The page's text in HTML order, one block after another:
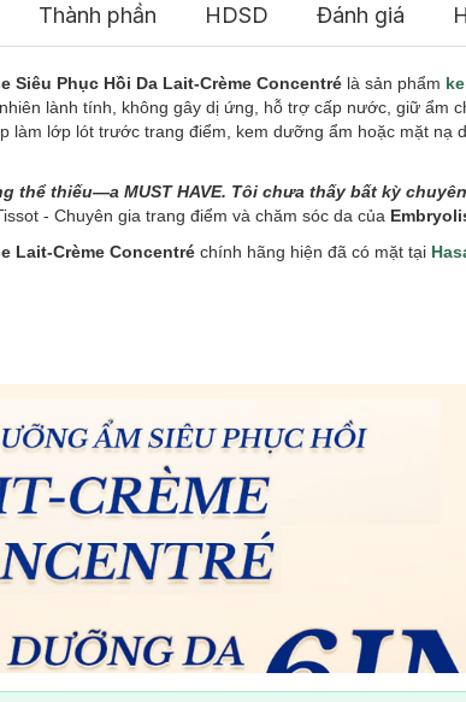
Thành phần HDSD Đánh giá
Siêu Phục Hồi Da Lait-Crème Concentré là sản phẩm
lành tính, không gây dị ứng, hỗ trợ cấp nước, giữ ẩm
làm lớp lót trước trang điểm, kem dưỡng ẩm hoặc mặt nạ
thể thiếu—a MUST HAVE. Tôi chưa thấy bất kỳ
- Chuyên gia trang điểm và chăm sóc da của
Lait-Crème Concentré chính hãng hiện đã có mặt tại